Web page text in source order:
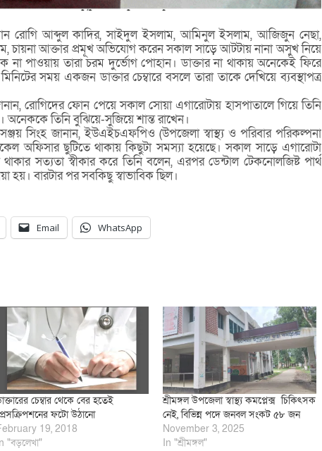
রোগি আব্দুল কাদির, সাইদুল ইসলাম, আমিনুল ইসলাম, আজিজুন নেছা,
চায়না আক্তার প্রমূখ অভিযোগ করেন সকাল সাড়ে আটটায় নানা অসুখ নিয়ে
পাওয়ায় তারা চরম দুর্ভোগ পোহান। ডাক্তার না থাকায় অনেকেই ফিরে
সময় একজন ডাক্তার চেম্বারে বসলে তারা তাকে দেখিয়ে ব্যবস্থাপত্র
রোগিদের ফোন পেয়ে সকাল সোয়া এগারোটায় হাসপাতালে গিয়ে তিনি
অনেককে তিনি বুঝিয়ে-সুজিয়ে শান্ত রাখেন।
সিংহ জানান, ইউএইচএফপিও (উপজেলা স্বাস্থ্য ও পরিবার পরিকল্পনা
অফিসার ছুটিতে থাকায় কিছুটা সমস্যা হয়েছে। সকাল সাড়ে এগারোটা
থাকার সত্যতা স্বীকার করে তিনি বলেন, এরপর ডেন্টাল টেকনোলজিষ্ট পার্থ
হয়। বারটার পর সবকিছু স্বাভাবিক ছিল।
Email WhatsApp
চেম্বার থেকে বের হতেই
ফটো উঠানো
19, 2018
"বড়লেখা"
শ্রীমঙ্গল উপজেলা স্বাস্থ্য কমপ্লেক্স চিকিৎসক
নেই, বিভিন্ন পদে জনবল সংকট ৫৮ জন
November 3, 2025
In "শ্রীমঙ্গল"